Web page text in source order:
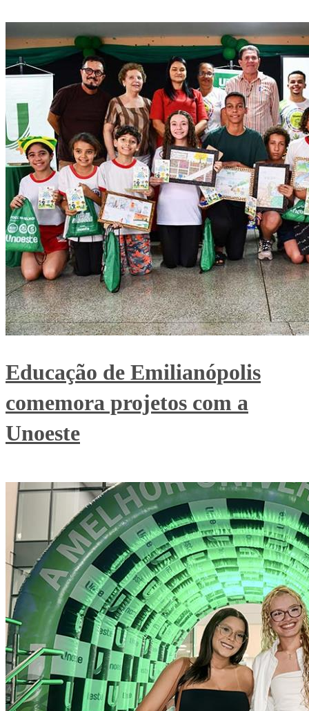
Educação de Emilianópolis
comemora projetos com a
Unoeste